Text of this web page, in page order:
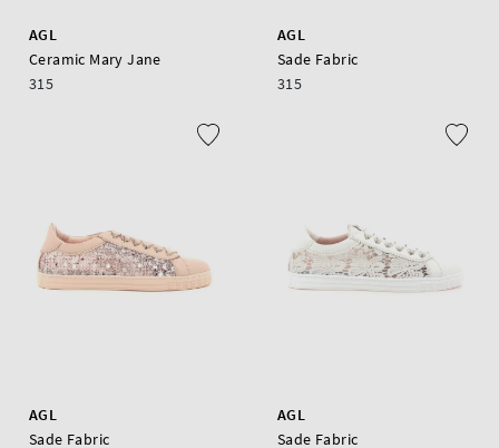
AGL
Ceramic Mary Jane
315
AGL
Sade Fabric
315
AGL
Sade Fabric
AGL
Sade Fabric